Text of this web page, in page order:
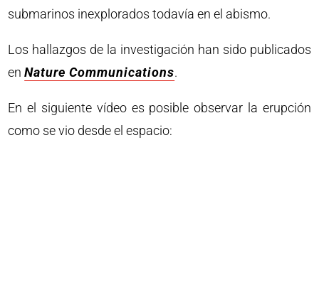
submarinos inexplorados todavía en el abismo.
Los hallazgos de la investigación han sido publicados
enNature Communications.
En el siguiente vídeo es posible observar la erupción
como se vio desde el espacio: